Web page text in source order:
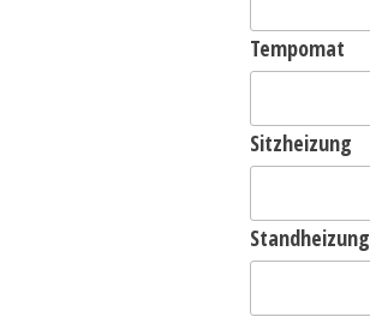
Tempomat
Sitzheizung
Standheizung